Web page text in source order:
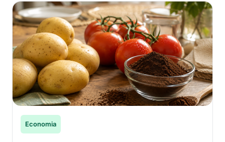
Economia